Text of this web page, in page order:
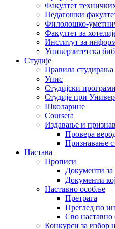
Факултет
Педагошки
Филолошко-
Факултет за
Институт за
Универзитетска
Студије
Правила студирања
Упис
Студијски програми
Студије при
Школарине
Coursera
Издавање и
Провера
Признавање
Настава
Прописи
Документи за
Документи
Наставно особље
Претрага
Преглед по
Сво наставно
Конкурси за избор